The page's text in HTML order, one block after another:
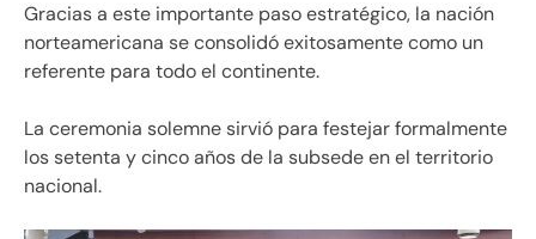
Gracias a este importante paso estratégico, la nación
norteamericana se consolidó exitosamente como un
referente para todo el continente.
La ceremonia solemne sirvió para festejar formalmente
los setenta y cinco años de la subsede en el territorio
nacional.